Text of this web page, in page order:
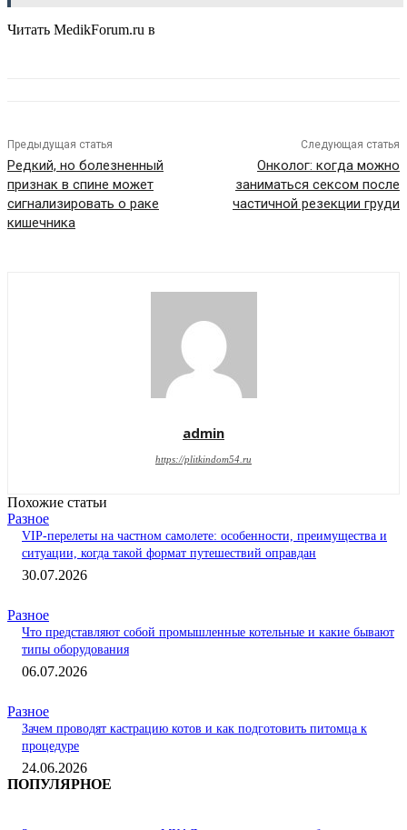
Читать MedikForum.ru в
Предыдущая статья
Редкий, но болезненный
признак в спине может
сигнализировать о раке
кишечника
Следующая статья
Онколог: когда можно
заниматься сексом после
частичной резекции груди
admin
https://plitkindom54.ru
Похожие статьи
Разное
VIP-перелеты на частном самолете: особенности, преимущества и
ситуации, когда такой формат путешествий оправдан
30.07.2026
Разное
Что представляют собой промышленные котельные и какие бывают
типы оборудования
06.07.2026
Разное
Зачем проводят кастрацию котов и как подготовить питомца к
процедуре
24.06.2026
ПОПУЛЯРНОЕ